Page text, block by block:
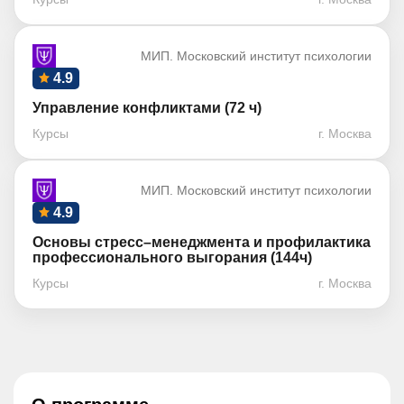
МИП. Московский институт психологии
4.9
Управление конфликтами (72 ч)
Курсы г. Москва
МИП. Московский институт психологии
4.9
Основы стресс–менеджмента и профилактика
профессионального выгорания (144ч)
Курсы г. Москва